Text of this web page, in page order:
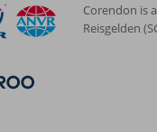
Corendon is
Reisgelden